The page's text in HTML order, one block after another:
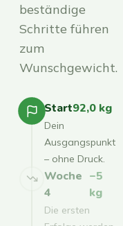
beständige
Schritte führen
zum
Wunschgewicht.
Start92,0 kg
Dein
Ausgangspunkt
– ohne Druck.
Woche
4
−5
kg
Die ersten